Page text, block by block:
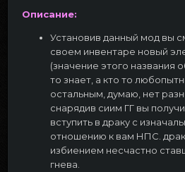
Описание:
Установив данный мод вы
своем инвентаре новый
(значение этого названия
то знает, а кто то
остальным, думаю, нет
снарядив сиим ГГ вы
вступить в драку с
отношению к вам НПС.
избиением несчастно
гнева.